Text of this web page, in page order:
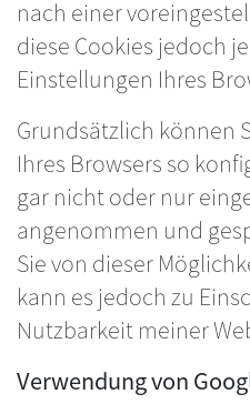
nach einer
diese Cookies jedoch
Einstellungen Ihres
Grundsätzlich können
Ihres Browsers so
gar nicht oder nur
angenommen und
Sie von dieser
kann es jedoch zu
Nutzbarkeit meiner
Verwendung von